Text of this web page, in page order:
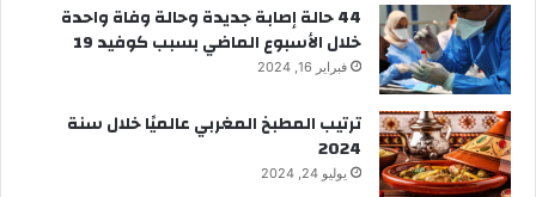
44 حالة إصابة جديدة وحالة وفاة واحدة
خلال الأسبوع الماضي بسبب كوفيد 19
فبراير 16, 2024
ترتيب المطبخ المغربي عالميًا خلال سنة
2024
يوليو 24, 2024